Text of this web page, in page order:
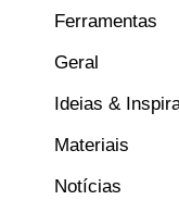
Ferramentas
Geral
Ideias &
Materiais
Notícias